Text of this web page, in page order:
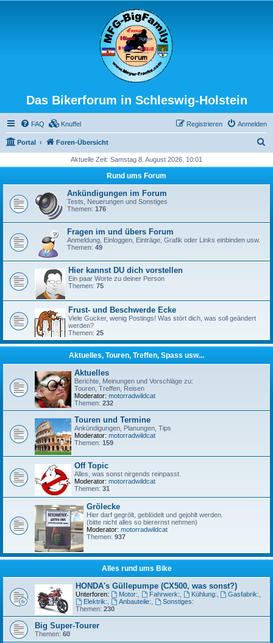
Das Bikerforum in Schleswig-Holstein
FAQ Knuffel Anmelden
Registrieren
Portal Foren-Übersicht
h
Aktuelle Zeit: Samstag 8. August 2026, 10:01
Rund ums Forum
Ankündigungen im Forum
Tests, Neuerungen und Sonstiges
Themen: 176
Fragen im und übers Forum
Anmeldung, Einloggen, Einträge, Grafik oder Links einbinden usw.
Themen: 49
Hier kannst DU dich vorstellen
Ein paar Worte zu deiner Person
Themen: 75
Frust- und Beschwerde Ecke
Viele Gucker, wenig Postings! Was stört dich, was soll geändert
werden?
Themen: 25
Aktuelles, Touren, Treffen, Spass usw...
Aktuelles
Berichte, Meinungen und Vorschläge zu:
Touren, Treffen, Reisen
Moderator: motorradwildcat
Themen: 232
Touren und Termine
Ankündigungen, Planungen, Tips
Moderator: motorradwildcat
Themen: 159
Off Topic
Alles, was sonst nirgends reinpasst.
Moderator: motorradwildcat
Themen: 31
Grölecke
Hier darf gegrölt, geblödelt und gejohlt werden.
(bitte nicht alles so bierernst nehmen)
Moderator: motorradwildcat
Themen: 937
Alles rund ums Bike
HONDA's Güllepumpe (CX500, was sonst?)
Unterforen: Motor: Fahrwerk: Kühlung: Gasfabrik:
Elektrik:
Anbauteile:
Sonstiges:
Themen: 230
Big Super-Tourer
Themen: 60